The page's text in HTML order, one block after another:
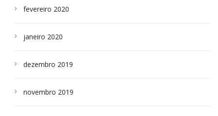
fevereiro 2020
janeiro 2020
dezembro 2019
novembro 2019